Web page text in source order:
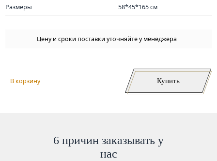
Размеры 58*45*165 см
Цену и сроки поставки уточняйте у менеджера
В корзину Купить
6 причин заказывать у
нас